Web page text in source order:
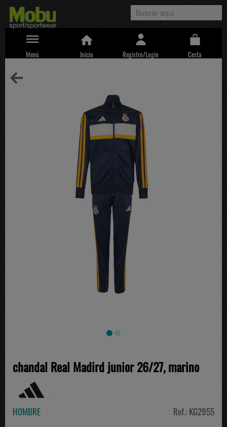
Menú Inicio Registro/Login Cesta
chandal Real Madird junior 26/27, marino
HOMBRE Ref.: KG2955